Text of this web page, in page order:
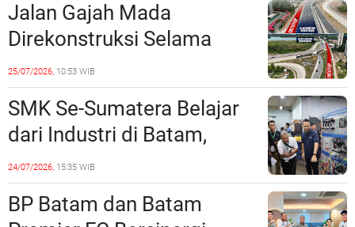
Jalan Gajah Mada
Direkonstruksi Selama
Empat Minggu, Ini Skema
Rekayasa Lalu Lintasnya
25/07/2026, 10:53 WIB
SMK Se-Sumatera Belajar
dari Industri di Batam,
Siapkan Lulusan Siap Kerja
Era Digital
24/07/2026, 15:35 WIB
BP Batam dan Batam